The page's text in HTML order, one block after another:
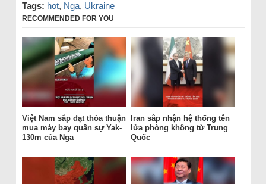
Tags: hot, Nga, Ukraine
RECOMMENDED FOR YOU
Việt Nam sắp đạt thỏa thuận
mua máy bay quân sự Yak-
130m của Nga
Iran sắp nhận hệ thống tên
lửa phòng không từ Trung
Quốc